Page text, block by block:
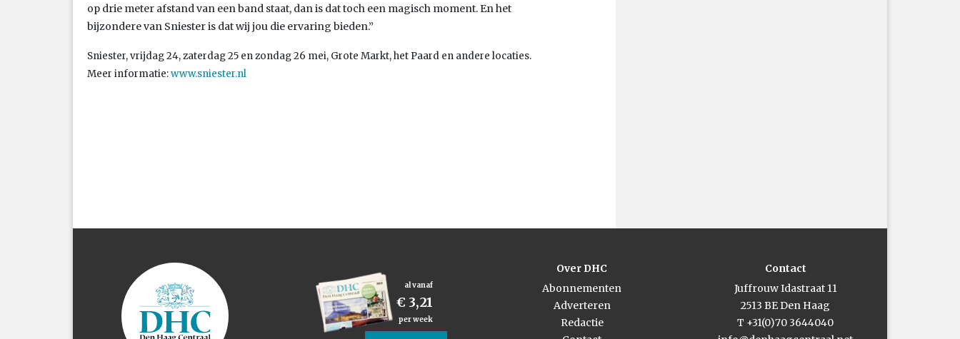
op drie meter afstand van een band staat, dan is dat toch een magisch moment. En het
bijzondere van Sniester is dat wij jou die ervaring bieden.”
Sniester, vrijdag 24, zaterdag 25 en zondag 26 mei, Grote Markt, het Paard en andere locaties.
Meer informatie:www.sniester.nl
al vanaf
€ 3,21
per week
Over DHC
Abonnementen
Adverteren
Redactie
Contact
Juffrouw Idastraat 11
2513 BE Den Haag
T +31(0)70 3644040